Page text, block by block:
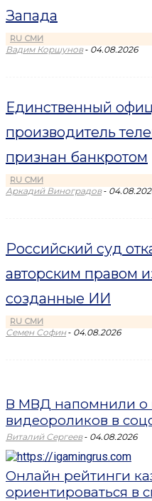
Запада
RU СМИ
Вадим Коршунов - 04.08.2026
Единственный
производитель
признан банкротом
RU СМИ
Аркадий Виноградов -
Российский суд
авторским правом
созданные ИИ
RU СМИ
Семен Софин - 04.08.2026
В МВД напомнили о
видеороликов в
Виталий Сергеев - 04.08.2026
Онлайн рейтинги
ориентироваться в